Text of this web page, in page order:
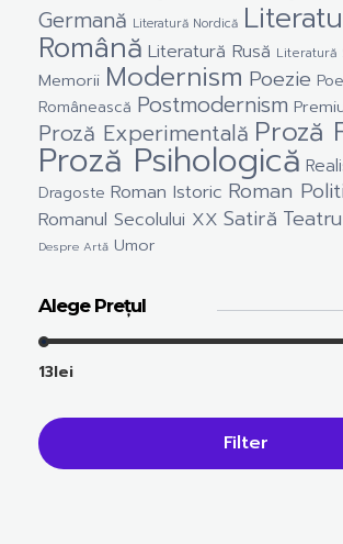
Germană Literatură Nordică
Română Literatură Rusă Literatură
Memorii Modernism Poezie
Românească Postmodernism
Proză Experimentală Proză
Proză Psihologică
Dragoste Roman Istoric Roman
Romanul Secolului XX Satiră Teatru
Despre Artă Umor
Alege Prețul
13lei
Filter